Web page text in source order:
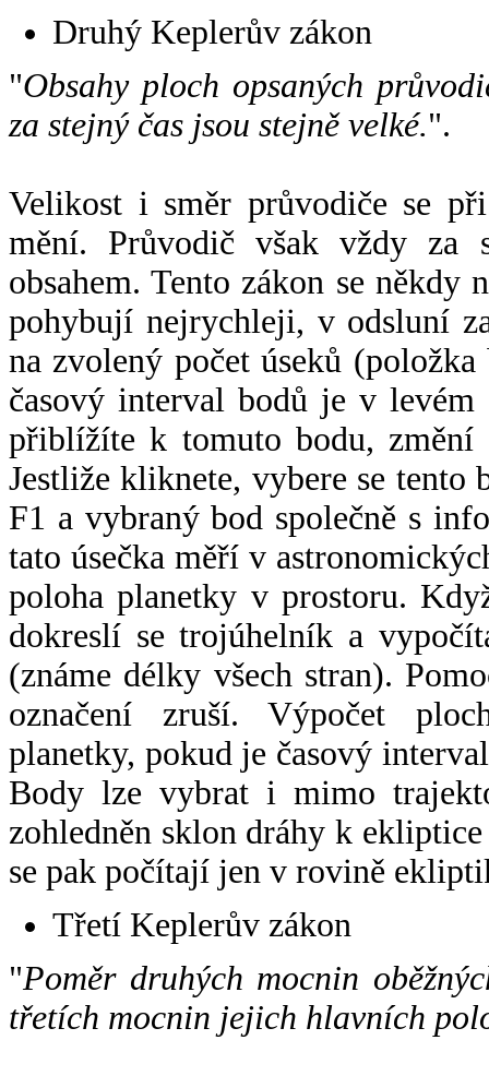
Druhý Keplerův zákon
"Obsahy ploch opsaných
za stejný čas jsou stejně velké.".
Velikost i směr průvodiče se
mění. Průvodič však vždy za
obsahem. Tento zákon se někdy
pohybují nejrychleji, v odsluní
na zvolený počet úseků
časový interval bodů je v
přiblížíte k tomuto bodu,
Jestliže kliknete, vybere se tento
F1 a vybraný bod společně s
tato úsečka měří v
poloha planetky v prostoru.
dokreslí se trojúhelník a
(známe délky všech stran).
označení zruší. Výpočet
planetky, pokud je časový
Body lze vybrat i mimo
zohledněn sklon dráhy k
se pak počítají jen v rovině
Třetí Keplerův zákon
"Poměr druhých mocnin
třetích mocnin jejich hlavních